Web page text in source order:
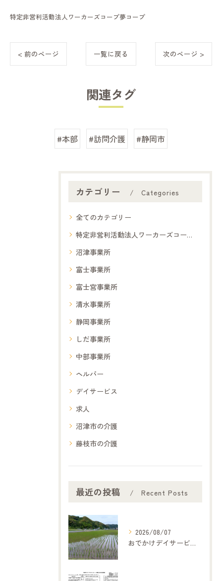
特定非営利活動法人ワーカーズコープ夢コープ
< 前のページ 一覧に戻る 次のページ >
関連タグ
#本部 #訪問介護 #静岡市
カテゴリー Categories
全てのカテゴリー
特定非営利活動法人ワーカーズコープ夢コープ
沼津事業所
富士事業所
富士宮事業所
清水事業所
静岡事業所
しだ事業所
中部事業所
ヘルパー
デイサービス
求人
沼津市の介護
藤枝市の介護
最近の投稿 Recent Posts
2026/08/07
おでかけデイサービス夢コープいたです